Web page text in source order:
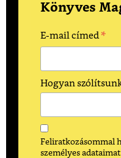
Könyves
E-mail címed *
Hogyan
Feliratkozásommal
személyes